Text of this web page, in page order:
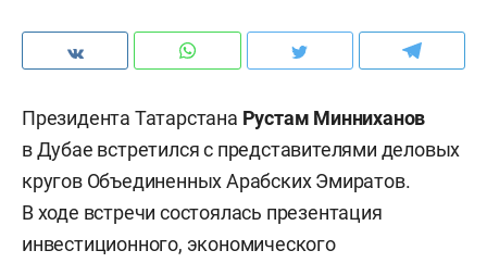
Президента Татарстана Рустам Минниханов
в Дубае встретился с представителями деловых
кругов Объединенных Арабских Эмиратов.
В ходе встречи состоялась презентация
инвестиционного, экономического